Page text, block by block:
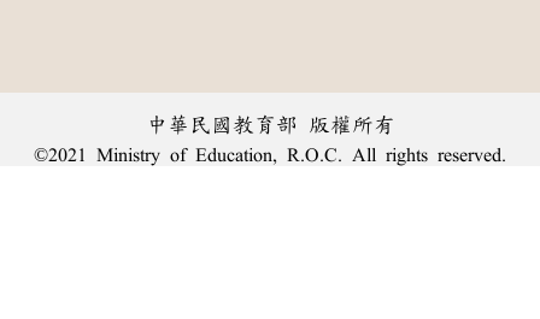
中華民國教育部 版權所有
©2021 Ministry of Education, R.O.C. All rights reserved.